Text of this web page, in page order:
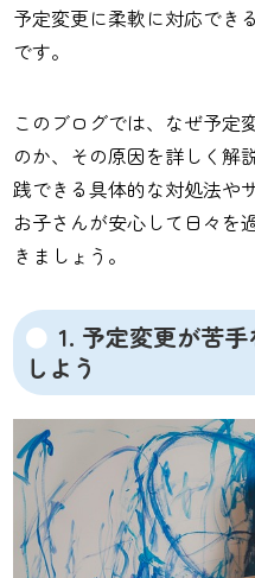
予定変更に柔軟に対応でき
です。
このブログでは、なぜ予定
のか、その原因を詳しく解
践できる具体的な対処法や
お子さんが安心して日々を
きましょう。
1. 予定変更が苦
しよう